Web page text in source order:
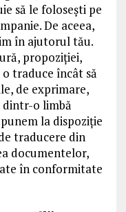
să le folosești pe
De aceea,
în ajutorul tău.
propoziției,
traduce încât să
de exprimare,
dintr-o limbă
la dispoziție
traducere din
documentelor,
în conformitate